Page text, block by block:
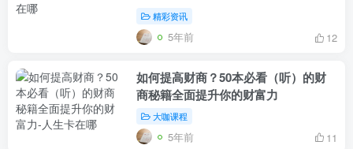
精彩资讯
5年前 12
如何提高财商？50本必看（听）的财
商秘籍全面提升你的财富力
大咖课程
5年前 11